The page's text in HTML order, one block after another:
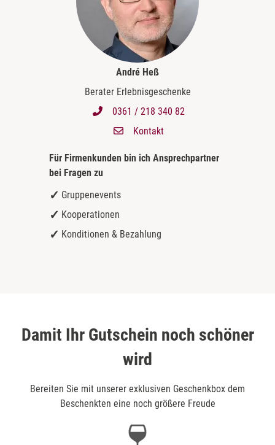
André Heß
Berater Erlebnisgeschenke
0361 / 218 340 82
Kontakt
Für Firmenkunden bin ich Ansprechpartner
bei Fragen zu
Gruppenevents
Kooperationen
Konditionen & Bezahlung
Damit Ihr Gutschein noch schöner
wird
Bereiten Sie mit unserer exklusiven Geschenkbox dem
Beschenkten eine noch größere Freude